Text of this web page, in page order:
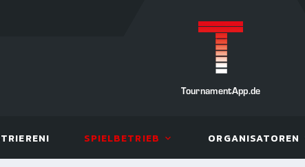
TournamentApp.de
SPIELBETRIEB ORGANISATOREN